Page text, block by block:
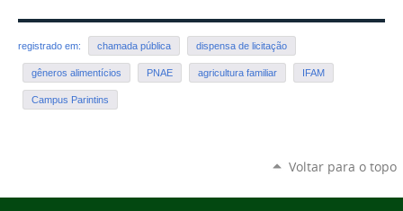
registrado em: chamada pública dispensa de licitação
gêneros alimentícios PNAE agricultura familiar IFAM
Campus Parintins
Voltar para o topo